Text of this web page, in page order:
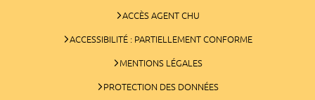
ACCÈS AGENT CHU
ACCESSIBILITÉ : PARTIELLEMENT CONFORME
MENTIONS LÉGALES
PROTECTION DES DONNÉES